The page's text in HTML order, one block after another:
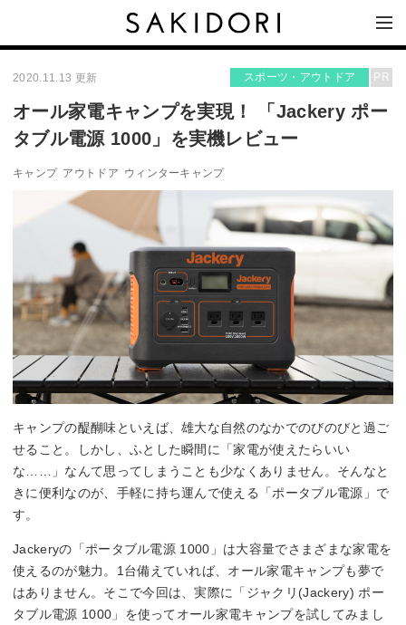
2020.11.13 更新 PR
スポーツ・アウトドア
オール家電キャンプを実現！ 「Jackery ポー
タブル電源 1000」を実機レビュー
キャンプ アウトドア ウィンターキャンプ
キャンプの醍醐味といえば、雄大な自然のなかでのびのびと過ご
せること。しかし、ふとした瞬間に「家電が使えたらいい
な……」なんて思ってしまうことも少なくありません。そんなと
きに便利なのが、手軽に持ち運んで使える「ポータブル電源」で
す。
Jackeryの「ポータブル電源 1000」は大容量でさまざまな家電を
使えるのが魅力。1台備えていれば、オール家電キャンプも夢で
はありません。そこで今回は、実際に「ジャクリ(Jackery) ポー
タブル電源 1000」を使ってオール家電キャンプを試してみまし